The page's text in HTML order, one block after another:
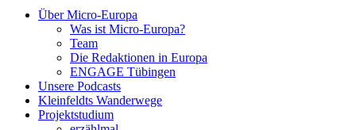
Über Micro-Europa
Was ist Micro-Europa?
Team
Die Redaktionen in Europa
ENGAGE Tübingen
Unsere Podcasts
Kleinfeldts Wanderwege
Projektstudium